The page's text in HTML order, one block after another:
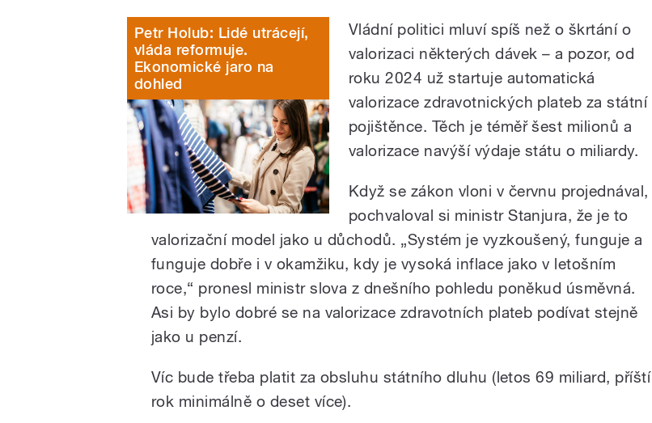
Petr Holub: Lidé utrácejí,
vláda reformuje.
Ekonomické jaro na
dohled
Vládní politici mluví spíš než o škrtání o
valorizaci některých dávek – a pozor, od
roku 2024 už startuje automatická
valorizace zdravotnických plateb za státní
pojištěnce. Těch je téměř šest milionů a
valorizace navýší výdaje státu o miliardy.
Když se zákon vloni v červnu projednával,
pochvaloval si ministr Stanjura, že je to
valorizační model jako u důchodů. „Systém je vyzkoušený, funguje a
funguje dobře i v okamžiku, kdy je vysoká inflace jako v letošním
roce,“ pronesl ministr slova z dnešního pohledu poněkud úsměvná.
Asi by bylo dobré se na valorizace zdravotních plateb podívat stejně
jako u penzí.
Víc bude třeba platit za obsluhu státního dluhu (letos 69 miliard, příští
rok minimálně o deset více).